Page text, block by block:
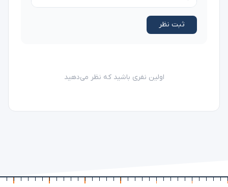
ثبت نظر
اولین نفری باشید که نظر می‌دهید